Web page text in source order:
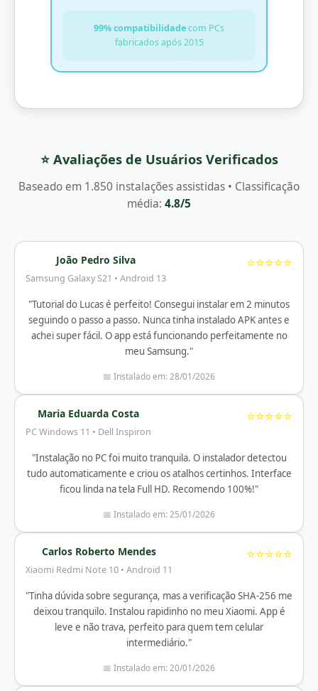
99% compatibilidadecom PCs
fabricados após 2015
⭐ Avaliações de Usuários Verificados
Baseado em 1.850 instalações assistidas • Classificação
média: 4.8/5
João Pedro Silva
Samsung Galaxy S21 • Android 13
⭐⭐⭐⭐⭐
"Tutorial do Lucas é perfeito! Consegui instalar em 2 minutos
seguindo o passo a passo. Nunca tinha instalado APK antes e
achei super fácil. O app está funcionando perfeitamente no
meu Samsung."
📅 Instalado em: 28/01/2026
Maria Eduarda Costa
PC Windows 11 • Dell Inspiron
⭐⭐⭐⭐⭐
"Instalação no PC foi muito tranquila. O instalador detectou
tudo automaticamente e criou os atalhos certinhos. Interface
ficou linda na tela Full HD. Recomendo 100%!"
📅 Instalado em: 25/01/2026
Carlos Roberto Mendes
Xiaomi Redmi Note 10 • Android 11
⭐⭐⭐⭐⭐
"Tinha dúvida sobre segurança, mas a verificação SHA-256 me
deixou tranquilo. Instalou rapidinho no meu Xiaomi. App é
leve e não trava, perfeito para quem tem celular
intermediário."
📅 Instalado em: 20/01/2026